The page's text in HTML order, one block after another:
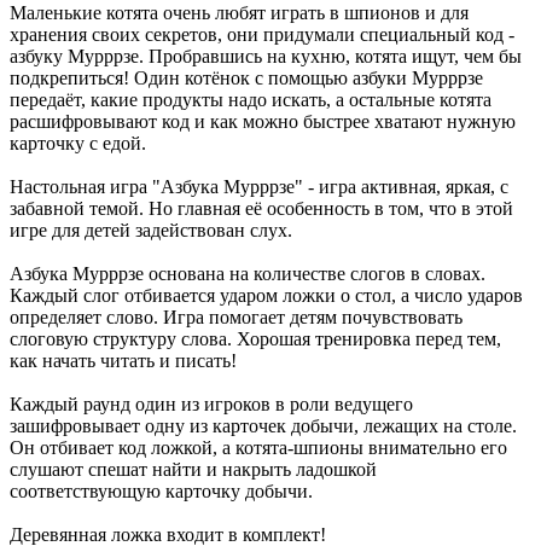
Маленькие котята очень любят играть в шпионов и для
хранения своих секретов, они придумали специальный код -
азбуку Мурррзе. Пробравшись на кухню, котята ищут, чем бы
подкрепиться! Один котёнок с помощью азбуки Мурррзе
передаёт, какие продукты надо искать, а остальные котята
расшифровывают код и как можно быстрее хватают нужную
карточку с едой.
Настольная игра "Азбука Мурррзе" - игра активная, яркая, с
забавной темой. Но главная её особенность в том, что в этой
игре для детей задействован слух.
Азбука Мурррзе основана на количестве слогов в словах.
Каждый слог отбивается ударом ложки о стол, а число ударов
определяет слово. Игра помогает детям почувствовать
слоговую структуру слова. Хорошая тренировка перед тем,
как начать читать и писать!
Каждый раунд один из игроков в роли ведущего
зашифровывает одну из карточек добычи, лежащих на столе.
Он отбивает код ложкой, а котята-шпионы внимательно его
слушают спешат найти и накрыть ладошкой
соответствующую карточку добычи.
Деревянная ложка входит в комплект!